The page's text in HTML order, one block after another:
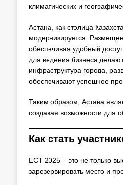
климатических и
Астана, как столица
модернизируется.
обеспечивая удобный
для ведения бизнеса
инфраструктура города,
обеспечивают успешное
Таким образом, Астана
создавая возможности для
Как стать
ECT 2025 – это не только
зарезервировать место и